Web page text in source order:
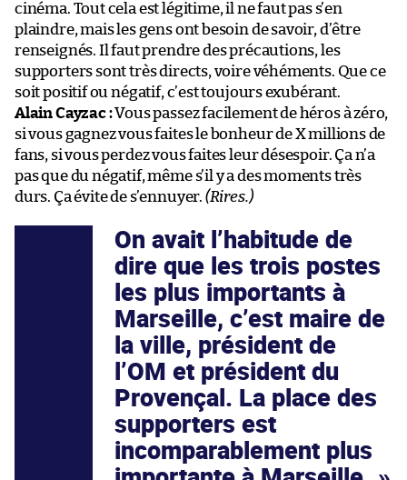
cinéma. Tout cela est légitime, il ne faut pas s’en
plaindre, mais les gens ont besoin de savoir, d’être
renseignés. Il faut prendre des précautions, les
supporters sont très directs, voire véhéments. Que ce
soit positif ou négatif, c’est toujours exubérant.
Alain Cayzac :Vous passez facilement de héros à zéro,
si vous gagnez vous faites le bonheur de X millions de
fans, si vous perdez vous faites leur désespoir. Ça n’a
pas que du négatif, même s’il y a des moments très
durs. Ça évite de s’ennuyer. (Rires.)
On avait l’habitude de
dire que les trois postes
les plus importants à
Marseille, c’est maire de
la ville, président de
l’OM et président du
Provençal. La place des
supporters est
incomparablement plus